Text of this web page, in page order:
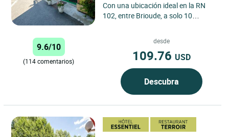
Con una ubicación ideal en la RN
102, entre Brioude, a solo 10
9.6/10
(114 comentarios)
desde
109.76 USD
Descubra